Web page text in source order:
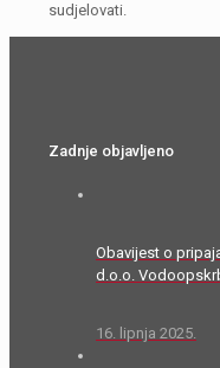
sudjelovati.
Zadnje objavljeno
Obavijest o
d.o.o.
16. lipnja 2025.